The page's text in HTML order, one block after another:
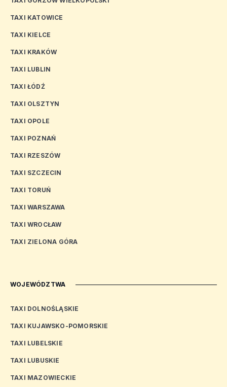
TAXI KATOWICE
TAXI KIELCE
TAXI KRAKÓW
TAXI LUBLIN
TAXI ŁÓDŹ
TAXI OLSZTYN
TAXI OPOLE
TAXI POZNAŃ
TAXI RZESZÓW
TAXI SZCZECIN
TAXI TORUŃ
TAXI WARSZAWA
TAXI WROCŁAW
TAXI ZIELONA GÓRA
WOJEWÓDZTWA
TAXI DOLNOŚLĄSKIE
TAXI KUJAWSKO-POMORSKIE
TAXI LUBELSKIE
TAXI LUBUSKIE
TAXI MAZOWIECKIE